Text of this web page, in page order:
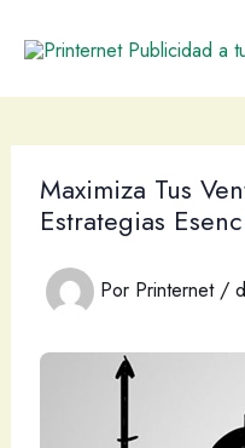
Maximiza Tus
Estrategias
Por Printernet /